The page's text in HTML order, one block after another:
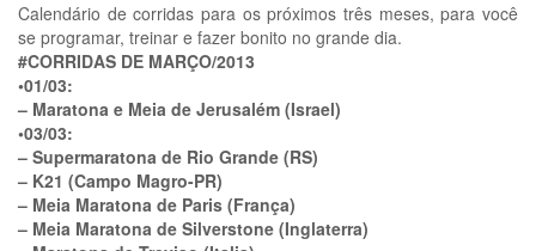
Calendário de corridas para os próximos três meses, para você
se programar, treinar e fazer bonito no grande dia.
#CORRIDAS DE MARÇO/2013
•01/03:
– Maratona e Meia de Jerusalém (Israel)
•03/03:
– Supermaratona de Rio Grande (RS)
– K21 (Campo Magro-PR)
– Meia Maratona de Paris (França)
– Meia Maratona de Silverstone (Inglaterra)